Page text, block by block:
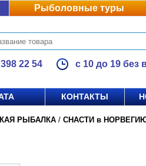
Рыболовные туры
22 54 с 10 до 19
КОНТАКТЫ
РЫБАЛКА / СНАСТИ в